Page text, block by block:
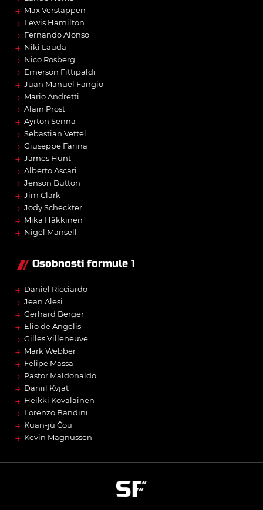
→ Max Verstappen
→ Lewis Hamilton
→ Fernando Alonso
→ Niki Lauda
→ Nico Rosberg
→ Emerson Fittipaldi
→ Juan Manuel Fangio
→ Mario Andretti
→ Alain Prost
→ Ayrton Senna
→ Sebastian Vettel
→ Giuseppe Farina
→ James Hunt
→ Alberto Ascari
→ Jenson Button
→ Jim Clark
→ Jody Scheckter
→ Mika Häkkinen
→ Nigel Mansell
Osobnosti formule 1
→ Daniel Ricciardo
→ Jean Alesi
→ Gerhard Berger
→ Elio de Angelis
→ Gilles Villeneuve
→ Mark Webber
→ Felipe Massa
→ Pastor Maldonaldo
→ Daniil Kvjat
→ Heikki Kovalainen
→ Lorenzo Bandini
→ Kuan-jü Čou
→ Kevin Magnussen